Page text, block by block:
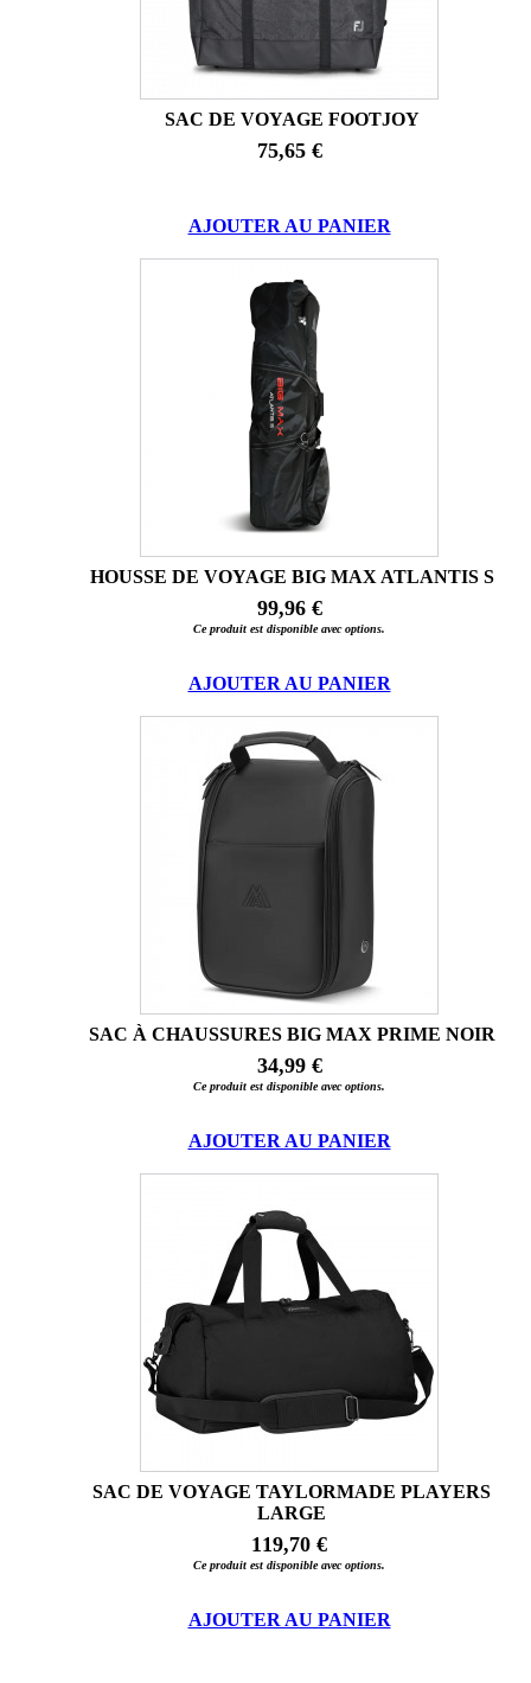
SAC DE VOYAGE FOOTJOY
75,65 €
AJOUTER AU PANIER
HOUSSE DE VOYAGE BIG MAX ATLANTIS S
99,96 €
Ce produit est disponible avec options.
AJOUTER AU PANIER
SAC À CHAUSSURES BIG MAX PRIME NOIR
34,99 €
Ce produit est disponible avec options.
AJOUTER AU PANIER
SAC DE VOYAGE TAYLORMADE PLAYERS
LARGE
119,70 €
Ce produit est disponible avec options.
AJOUTER AU PANIER